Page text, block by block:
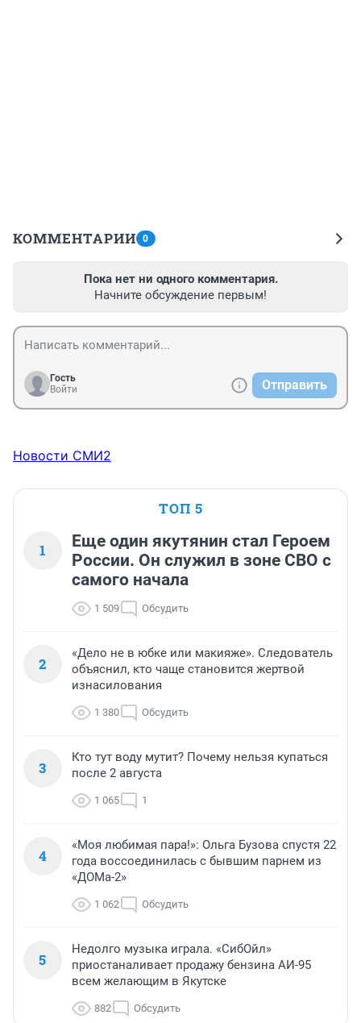
КОММЕНТАРИИ 0
Пока нет ни одного комментария.
Начните обсуждение первым!
Гость
Войти
Отправить
Новости СМИ2
ТОП 5
1
Еще один якутянин стал Героем
России. Он служил в зоне СВО с
самого начала
1 509 Обсудить
2
«Дело не в юбке или макияже». Следователь
объяснил, кто чаще становится жертвой
изнасилования
1 380 Обсудить
3
Кто тут воду мутит? Почему нельзя купаться
после 2 августа
1 065 1
4
«Моя любимая пара!»: Ольга Бузова спустя 22
года воссоединилась с бывшим парнем из
«ДОМа-2»
1 062 Обсудить
5
Недолго музыка играла. «СибОйл»
приостаналивает продажу бензина АИ-95
всем желающим в Якутске
882 Обсудить